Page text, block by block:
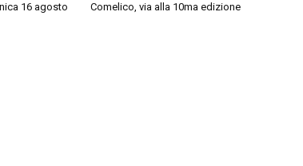
16 agosto
Comelico, via alla 10ma edizione